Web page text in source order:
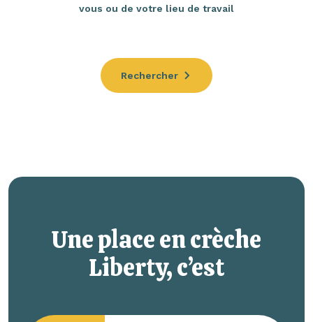
vous ou de votre lieu de travail
Rechercher
Une place en crèche
Liberty, c’est